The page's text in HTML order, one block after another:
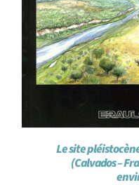
Le site
(Calvados –